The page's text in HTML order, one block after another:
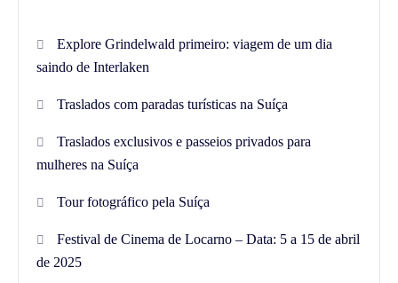
Explore Grindelwald primeiro: viagem de um dia
saindo de Interlaken
Traslados com paradas turísticas na Suíça
Traslados exclusivos e passeios privados para
mulheres na Suíça
Tour fotográfico pela Suíça
Festival de Cinema de Locarno – Data: 5 a 15 de abril
de 2025